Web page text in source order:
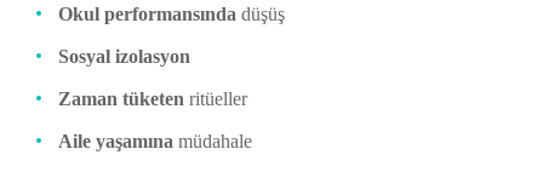
Okul performansında düşüş
Sosyal izolasyon
Zaman tüketen ritüeller
Aile yaşamına müdahale